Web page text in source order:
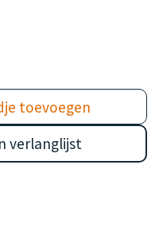
toevoegen
verlanglijst